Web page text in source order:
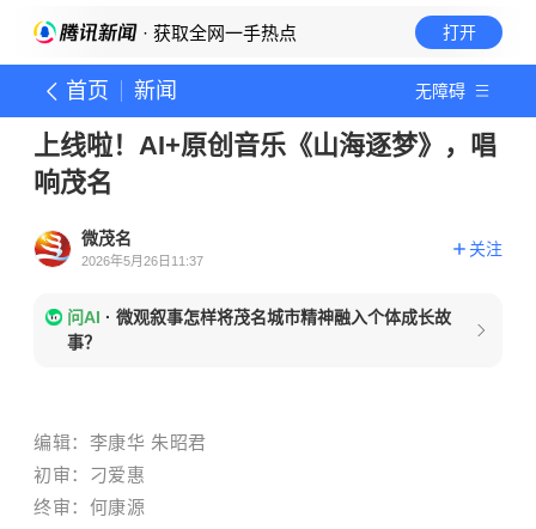
· 获取全网一手热点 打开
首页 新闻 无障碍
上线啦！AI+原创音乐《山海逐梦》，唱
响茂名
微茂名
2026年5月26日11:37
关注
问AI · 微观叙事怎样将茂名城市精神融入个体成长故
事？
编辑：李康华 朱昭君
初审：刁爱惠
终审：何康源